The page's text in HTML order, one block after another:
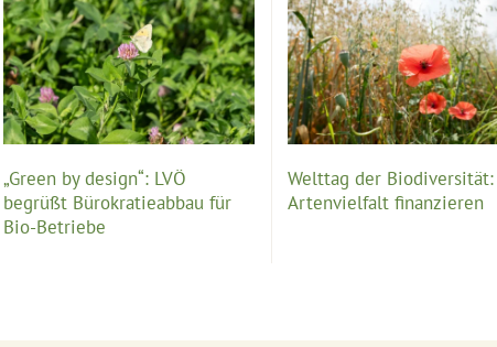
„Green by design“: LVÖ
begrüßt Bürokratieabbau für
Bio-Betriebe
Welttag der Biodiversität:
Artenvielfalt finanzieren